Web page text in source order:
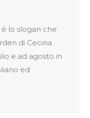
lo slogan che
di Cecina
e ad agosto in
ed